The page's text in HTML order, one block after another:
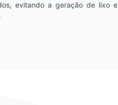
evitando a geração de lixo e